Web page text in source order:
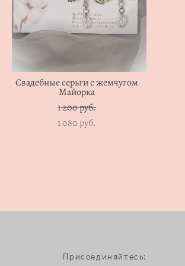
Свадебные серьги с жемчугом
Майорка
1 200 pуб.
1 080 pуб.
Присоединяйтесь: